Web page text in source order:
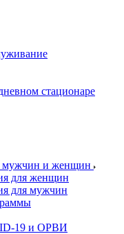
стационаре
мужчин и женщин
для женщин
для мужчин
19 и ОРВИ